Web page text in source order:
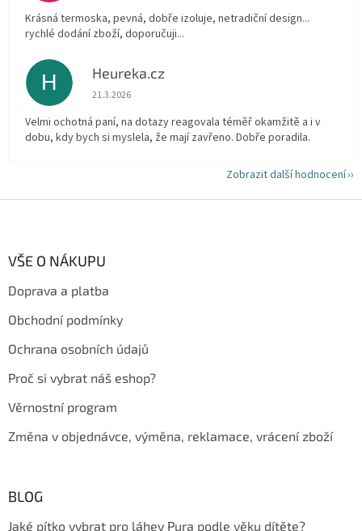
Krásná termoska, pevná, dobře izoluje, netradiční design...
rychlé dodání zboží, doporučuji...
H Heureka.cz
Hodnocení obchodu je 5 z 5 hvězdiček.
21.3.2026
Velmi ochotná paní, na dotazy reagovala téměř okamžitě a i v
dobu, kdy bych si myslela, že mají zavřeno. Dobře poradila.
Zobrazit další hodnocení
VŠE O NÁKUPU
Doprava a platba
Obchodní podmínky
Ochrana osobních údajů
Proč si vybrat náš eshop?
Věrnostní program
Změna v objednávce, výměna, reklamace, vrácení zboží
BLOG
Jaké pítko vybrat pro láhev Pura podle věku dítěte?